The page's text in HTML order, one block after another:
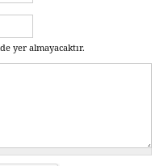
yer almayacaktır.